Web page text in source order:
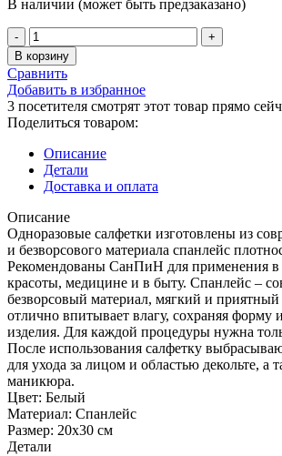
В наличии (может быть предзаказано)
Количество
товара
Салфетка
рулон
20*30
Спанлейс
150
шт.
Чистовье
В корзину
Сравнить
Добавить в избранное
3 посетителя смотрят этот товар прямо
Поделиться товаром:
Описание
Детали
Доставка и оплата
Описание
Одноразовые салфетки изготовлены из
и безворсового материала спанлейс
Рекомендованы СанПиН для применения в
красоты, медицине и в быту. Спанлейс –
безворсовый материал, мягкий и
отлично впитывает влагу, сохраняя форму
изделия. Для каждой процедуры нужна
После использования салфетку
для ухода за лицом и областью декольте, а
маникюра.
Цвет: Белый
Материал: Спанлейс
Размер: 20х30 см
Детали